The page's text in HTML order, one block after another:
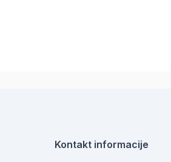
Kontakt informacije